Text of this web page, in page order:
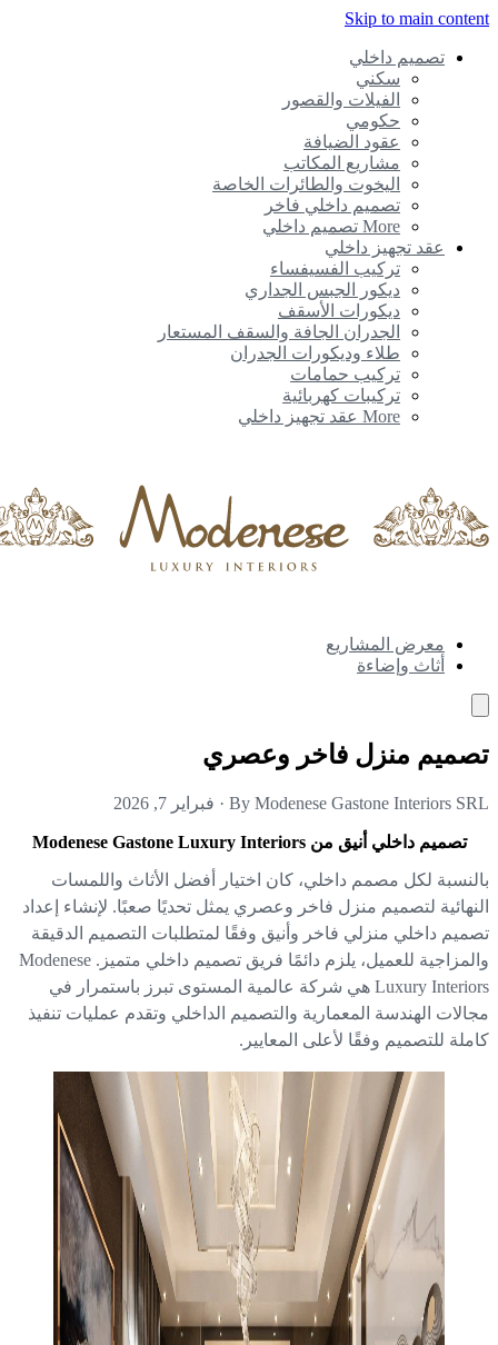
Skip to main
تصميم داخلي
سكني
الفيلات والقصور
حكومي
عقود الضيافة
مشاريع المكاتب
اليخوت والطائرات الخاصة
تصميم داخلي فاخر
More تصميم داخلي
عقد تجهيز داخلي
تركيب الفسيفساء
ديكور الجبس الجداري
ديكورات الأسقف
الجدران الجافة والسقف المستعار
طلاء وديكورات الجدران
تركيب حمامات
تركيبات كهربائية
More عقد تجهيز داخلي
معرض المشاريع
أثاث وإضاءة
منزل فاخر وعصري
By Modenese Gastone Interiors
·فبراير 7, 2026
تصميم داخلي أنيق من Modenese Gastone Luxury Interiors
لكل مصمم داخلي، كان اختيار أفضل الأثاث واللمسات
لتصميم منزل فاخر وعصري يمثل تحديًا صعبًا. لإنشاء إعداد
داخلي منزلي فاخر وأنيق وفقًا لمتطلبات التصميم الدقيقة
والمزاجية للعميل، يلزم دائمًا فريق تصميم داخلي متميز. Modenese
Luxury Interiors هي شركة عالمية المستوى تبرز باستمرار في
الهندسة المعمارية والتصميم الداخلي وتقدم عمليات تنفيذ
للتصميم وفقًا لأعلى المعايير.